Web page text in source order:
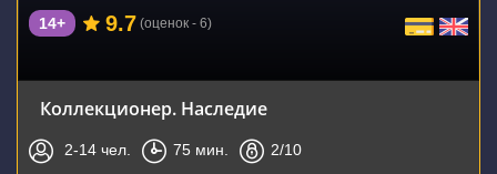
14+ 9.7 (оценок - 6)
Коллекционер. Наследие
2-14 чел. 75 мин. 2/10